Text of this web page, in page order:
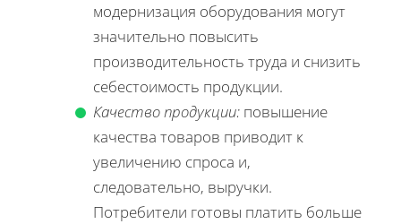
модернизация оборудования могут
значительно повысить
производительность труда и снизить
себестоимость продукции.
Качество продукции: повышение
качества товаров приводит к
увеличению спроса и,
следовательно, выручки.
Потребители готовы платить больше